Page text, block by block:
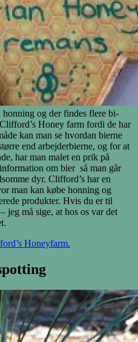
og der findes flere bi-
Honey farm fordi de har
kan man se hvordan bierne
end arbejderbierne, og for at
har man malet en prik på
om bier så man går
dyr. Clifford’s har en
man kan købe honning og
produkter. Hvis du er til
jeg må sige, at hos os var det
Honeyfarm.